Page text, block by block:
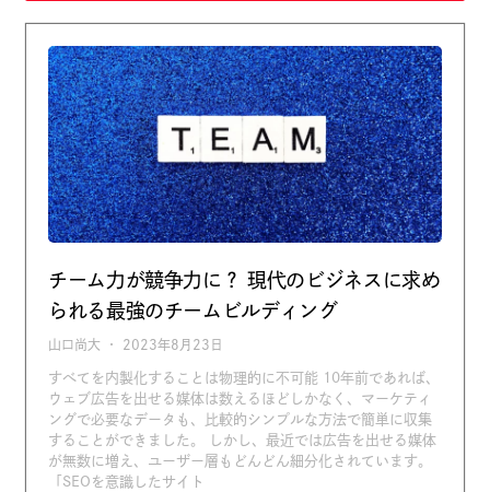
チーム力が競争力に？ 現代のビジネスに求め
られる最強のチームビルディング
山口尚大 2023年8月23日
すべてを内製化することは物理的に不可能 10年前であれば、
ウェブ広告を出せる媒体は数えるほどしかなく、マーケティ
ングで必要なデータも、比較的シンプルな方法で簡単に収集
することができました。 しかし、最近では広告を出せる媒体
が無数に増え、ユーザー層もどんどん細分化されています。
「SEOを意識したサイト